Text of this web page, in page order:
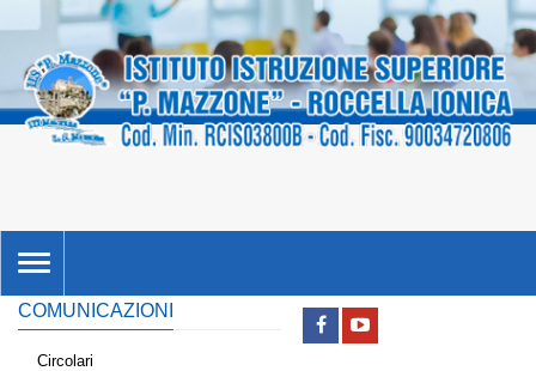
TOGGLE
NAVIGATION
COMUNICAZIONI
Circolari